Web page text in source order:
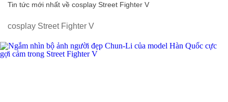
Tin tức mới nhất về cosplay Street Fighter V
cosplay Street Fighter V